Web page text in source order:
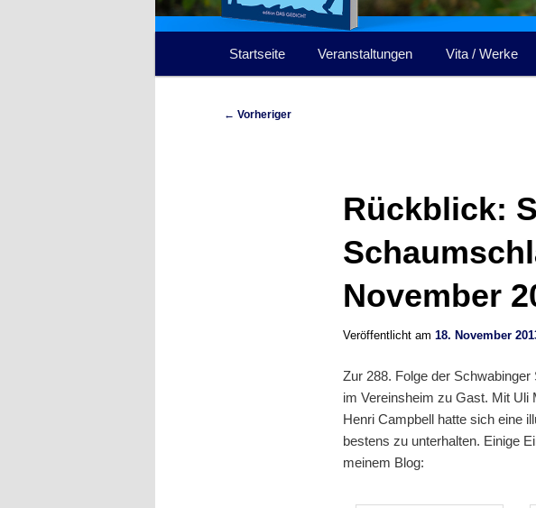
Startseite Veranstaltungen Vita / Werke
Beitragsnavigation
← Vorheriger
Rückblick:
November
Veröffentlicht am 18. November
Zur 288. Folge der
im Vereinsheim zu Gast. Mit Uli
Henri Campbell hatte sich eine
bestens zu unterhalten. Einige
meinem Blog: